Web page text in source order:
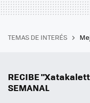
TEMAS DE INTERÉS
RECIBE
SEMANAL